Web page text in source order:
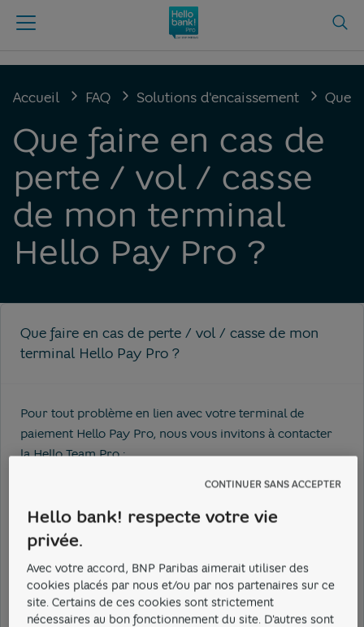
Accueil FAQ Solutions d'encaissement Que
Que faire en cas de
perte / vol / casse
de mon terminal
Hello Pay Pro ?
Que faire en cas de perte / vol / casse de mon
terminal Hello Pay Pro ?
Pour tout problème en lien avec votre terminal de
paiement Hello Pay Pro, nous vous invitons à contacter
la Hello Team Pro :
"Contact", onglet "Messagerie" ;
par téléphone au 0 800 848 400 (service gratuit + prix
*Disponible sur IOS (Version 10.3 et ultérieure) et Android
(version 6 et ultérieure). Abonnement à des services de
Hello bank! respecte votre vie
privée.
Avec votre accord, BNP Paribas aimerait utiliser des
cookies placés par nous et/ou par nos partenaires sur ce
site. Certains de ces cookies sont strictement
nécessaires au bon fonctionnement du site. D'autres sont
CONTINUER SANS ACCEPTER